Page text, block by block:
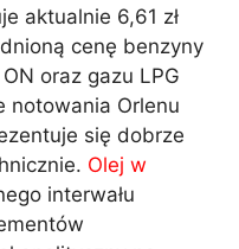
aktualnie 6,61 zł
cenę benzyny
oraz gazu LPG
notowania Orlenu
się dobrze
Olej w
interwału